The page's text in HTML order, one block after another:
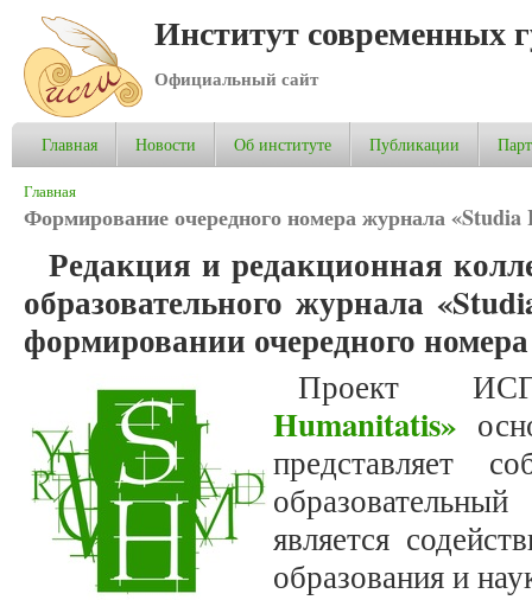
Институт современных
Официальный сайт
Главная Новости Об институте Публикации
Вы здесь
Главная
Формирование очередного номера журнала
Редакция и редакционная
образовательного журнала
формировании очередного
Проект
Humanitatis»
представляет
является
образования и